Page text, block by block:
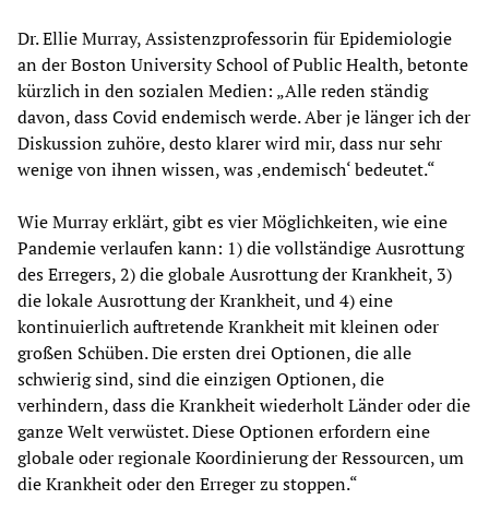
Dr. Ellie Murray, Assistenzprofessorin für Epidemiologie
an der Boston University School of Public Health, betonte
kürzlich in den sozialen Medien: „Alle reden ständig
davon, dass Covid endemisch werde. Aber je länger ich der
Diskussion zuhöre, desto klarer wird mir, dass nur sehr
wenige von ihnen wissen, was ‚endemisch‘ bedeutet.“
Wie Murray erklärt, gibt es vier Möglichkeiten, wie eine
Pandemie verlaufen kann: 1) die vollständige Ausrottung
des Erregers, 2) die globale Ausrottung der Krankheit, 3)
die lokale Ausrottung der Krankheit, und 4) eine
kontinuierlich auftretende Krankheit mit kleinen oder
großen Schüben. Die ersten drei Optionen, die alle
schwierig sind, sind die einzigen Optionen, die
verhindern, dass die Krankheit wiederholt Länder oder die
ganze Welt verwüstet. Diese Optionen erfordern eine
globale oder regionale Koordinierung der Ressourcen, um
die Krankheit oder den Erreger zu stoppen.“